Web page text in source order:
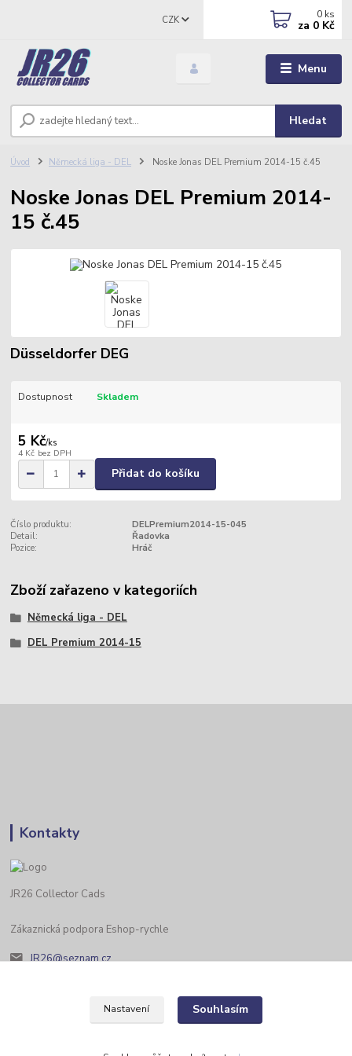
Menu
CZK
Hledat
0 ks
za 0 Kč
Úvod Německá liga - DEL Noske Jonas DEL Premium 2014-15 č.45
Noske Jonas DEL Premium 2014-
15 č.45
Düsseldorfer DEG
Dostupnost Skladem
5 Kč/ks
4 Kč bez DPH
Přidat do košíku
Číslo produktu:
DELPremium2014-15-045
Detail:
Řadovka
Pozice:
Hráč
Zboží zařazeno v kategoriích
Německá liga - DEL
DEL Premium 2014-15
Kontakty
JR26 Collector Cads
Zákaznická podpora Eshop-rychle
JR26@seznam.cz
Nastavení Souhlasím